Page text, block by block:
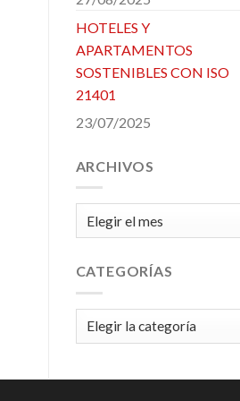
HOTELES Y
APARTAMENTOS
SOSTENIBLES CON ISO
21401
23/07/2025
ARCHIVOS
CATEGORÍAS
Categorías